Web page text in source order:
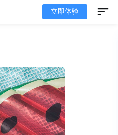
立即体验